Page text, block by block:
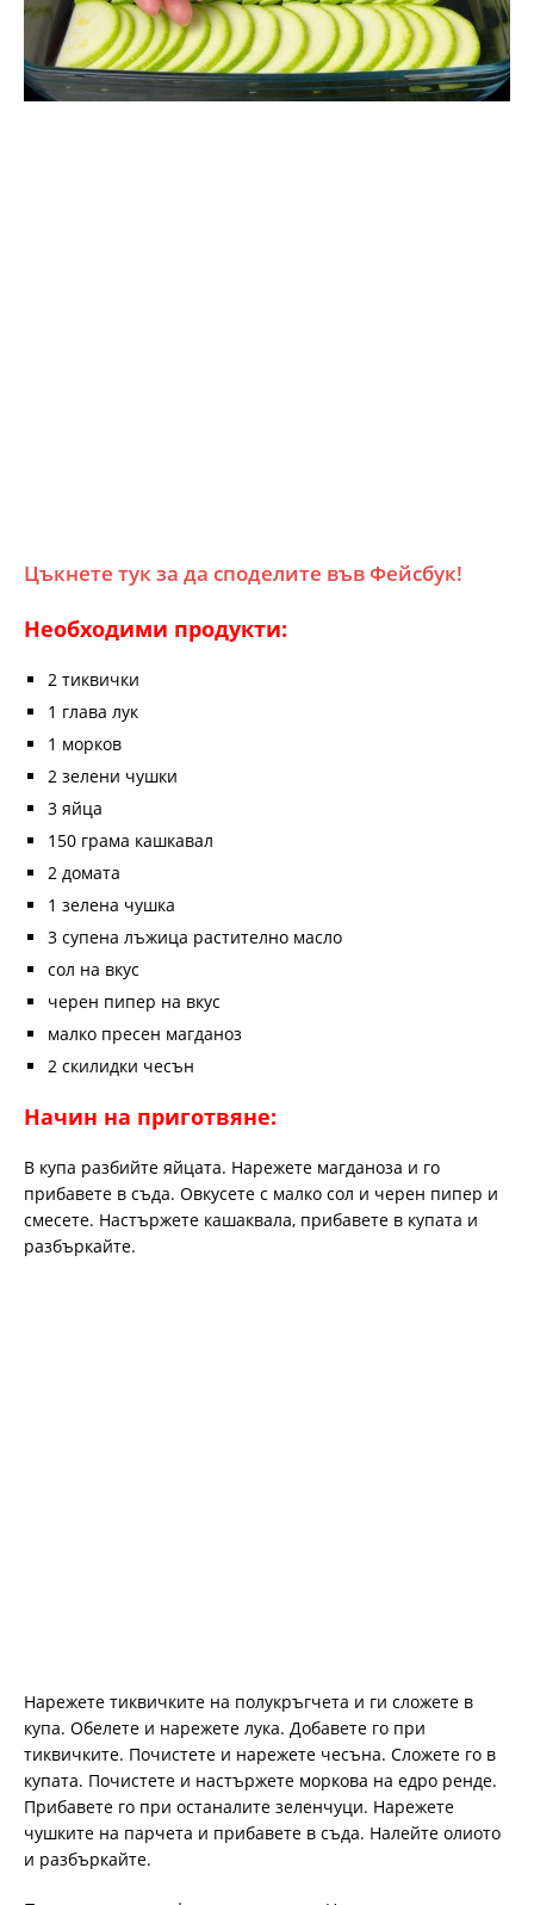
Цъкнете тук за да споделите във Фейсбук!
Необходими продукти:
2 тиквички
1 глава лук
1 морков
2 зелени чушки
3 яйца
150 грама кашкавал
2 домата
1 зелена чушка
3 супена лъжица растително масло
сол на вкус
черен пипер на вкус
малко пресен магданоз
2 скилидки чесън
Начин на приготвяне:
В купа разбийте яйцата. Нарежете магданоза и го
прибавете в съда. Овкусете с малко сол и черен пипер и
смесете. Настържете кашаквала, прибавете в купата и
разбъркайте.
Нарежете тиквичките на полукръгчета и ги сложете в
купа. Обелете и нарежете лука. Добавете го при
тиквичките. Почистете и нарежете чесъна. Сложете го в
купата. Почистете и настържете моркова на едро ренде.
Прибавете го при останалите зеленчуци. Нарежете
чушките на парчета и прибавете в съда. Налейте олиото
и разбъркайте.